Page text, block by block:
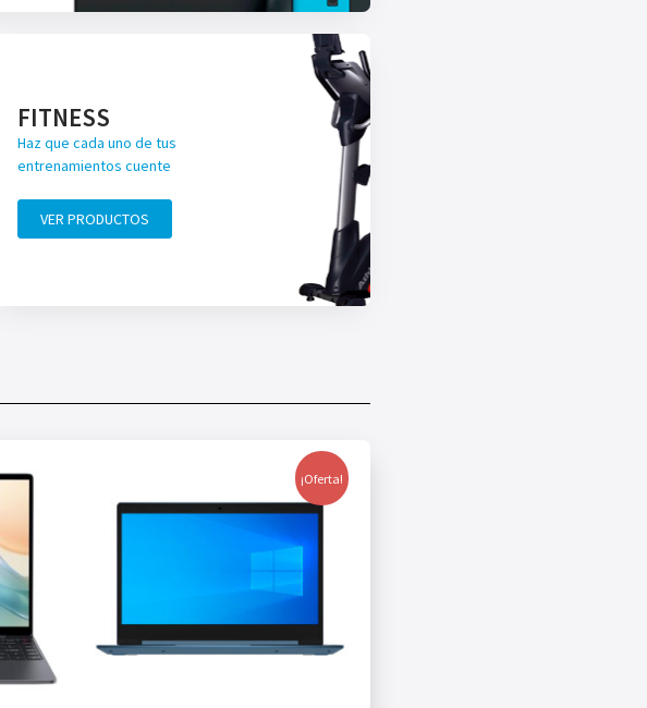
FITNESS
Haz que cada uno de tus
entrenamientos cuente
VER PRODUCTOS
¡Oferta!